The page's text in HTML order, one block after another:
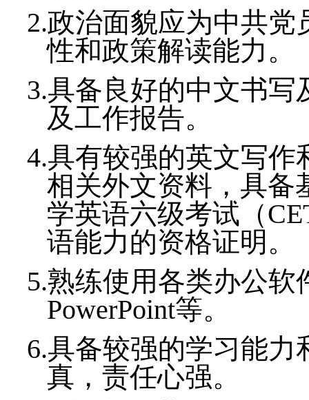
2.政治面貌应为中共党
性和政策解读能力。
3.具备良好的中文书写
及工作报告。
4.具有较强的英文写作
相关外文资料，具备
学英语六级考试（
语能力的资格证明。
5.熟练使用各类办公软
PowerPoint等。
6.具备较强的学习能力
真，责任心强。